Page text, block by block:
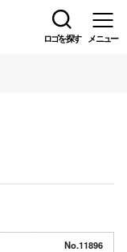
ロゴを探す メニュー
No.11896